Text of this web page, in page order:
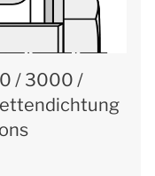
/ 3000 /